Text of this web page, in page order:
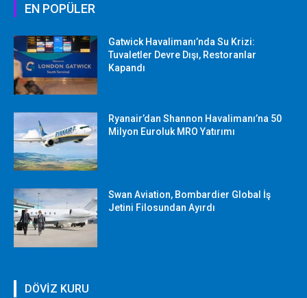
EN POPÜLER
Gatwick Havalimanı’nda Su Krizi:
Tuvaletler Devre Dışı, Restoranlar
Kapandı
Ryanair’dan Shannon Havalimanı’na 50
Milyon Euroluk MRO Yatırımı
Swan Aviation, Bombardier Global İş
Jetini Filosundan Ayırdı
DÖVİZ KURU